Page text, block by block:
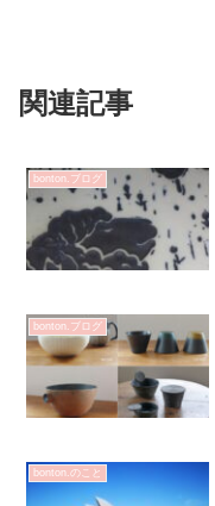
関連記事
bonton.ブログ
bonton.ブログ
bonton.のこと